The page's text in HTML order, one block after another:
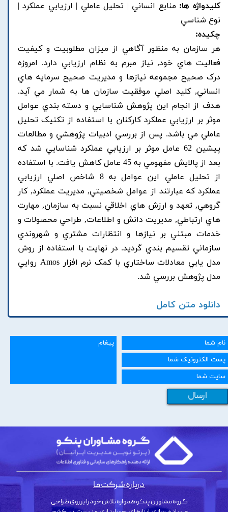
کلیدواژه ها: منابع انساني | تحليل عاملي | ارزيابي عملکرد |
نوع شناسي
چکیده:
هر سازمان به منظور آگاهي از ميزان مطلوبيت و کيفيت
فعاليت هاي خود, نياز مبرم به نظام ارزيابي دارد. امروزه
درک صحيح مجموعه نيازها و مديريت صحيح سرمايه هاي
انساني, کليد اصلي موفقيت سازمان ها به شمار مي آيد.
هدف از انجام اين پژوهش شناسايي و دسته بندي عوامل
موثر بر ارزيابي عملکرد کارکنان با استفاده از تکنيک تحليل
عاملي مي باشد. پس از بررسي ادبيات پژوهشي و مطالعات
پيشين 62 عامل موثر بر ارزيابي عملکرد شناسايي شد که
بعد از پالايش مفهومي به 45 عامل کاهش يافت. با استفاده
از تحليل عاملي اين عوامل به 8 شاخص اصلي ارزيابي
عملکرد که عبارتند از عوامل شخصيتي, مديريت عملکرد, کار
گروهي, تعهد و ارزش هاي اخلاقي نسبت به سازمان, مهارت
هاي ارتباطي, مديريت دانش و اطلاعات, طراحي محصولات و
خدمات مبتني بر نيازها و انتظارات مشتري و شهروندي
سازماني تقسيم بندي گرديد. در نهايت با استفاده از روش
مدل يابي معادلات ساختاري با کمک نرم افزار Amos روايي
مدل پژوهش بررسي شد.
دانلود متن کامل
ارسال
گروه مشاوران پنکو همواره تلاش خود را بر روی طراحی
درباره شرکت ما